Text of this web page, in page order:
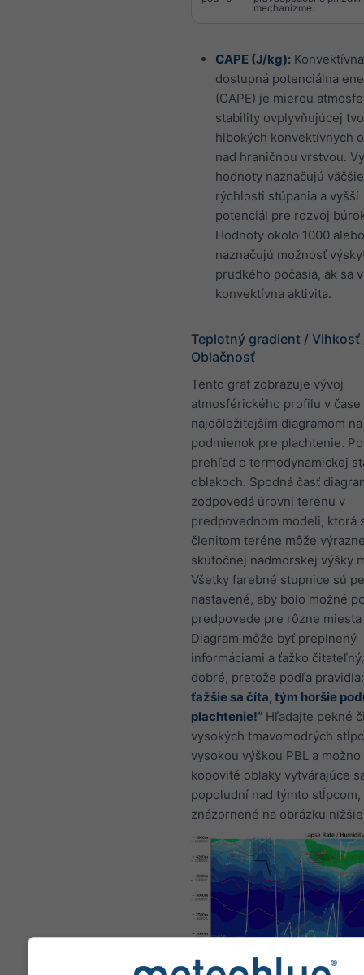
mechanizme.
CAPE (J/kg): Konvektívna
dostupná potenciálna
(CAPE) je mierou
stability ovplyvňujúcej
hlbokých konvektívnych
nad hraničnou vrstvou.
hodnoty naznačujú väčšie
rýchlosti stúpania a vyšší
potenciál pre rozvoj
Hodnoty okolo 1000
naznačujú možnosť
prudkého počasia, ak sa
konvektívna aktivita.
Teplotný gradient / Vlhkosť
Oblačnosť
Tento graf zobrazuje vývoj
atmosférického profilu v čase
najdôležitejším diagramom
podmienok pre plachtenie.
prehľad o termodynamickej
oblakoch. Spodná časť
zodpovedá úrovni terénu v
predpovednom modeli, ktorá
členitom teréne môže
skutočnej nadmorskej výšky
Všetky farebné stupnice sú
nastavené, aby bolo možné
predpovede pre rôzne miesta
Diagram môže byť preplnený
informáciami a ťažko
dobré, pretože podľa
ťažšie sa číta, tým horšie
plachtenie!“ Hľadajte pekné
vysokých tmavomodrých
vysokou výškou PBL a možno
kopovité oblaky vytvárajúce
popoludní nad týmto stĺpcom,
znázornené na obrázku